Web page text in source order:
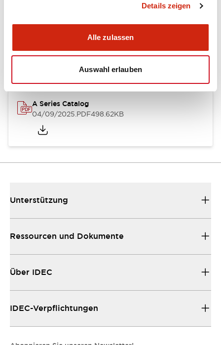
Details zeigen
Alle zulassen
Auswahl erlauben
Dokumente und Dateien
A Series Catalog
04/09/2025.PDF498.62KB
Unterstützung
Ressourcen und Dokumente
Über IDEC
IDEC-Verpflichtungen